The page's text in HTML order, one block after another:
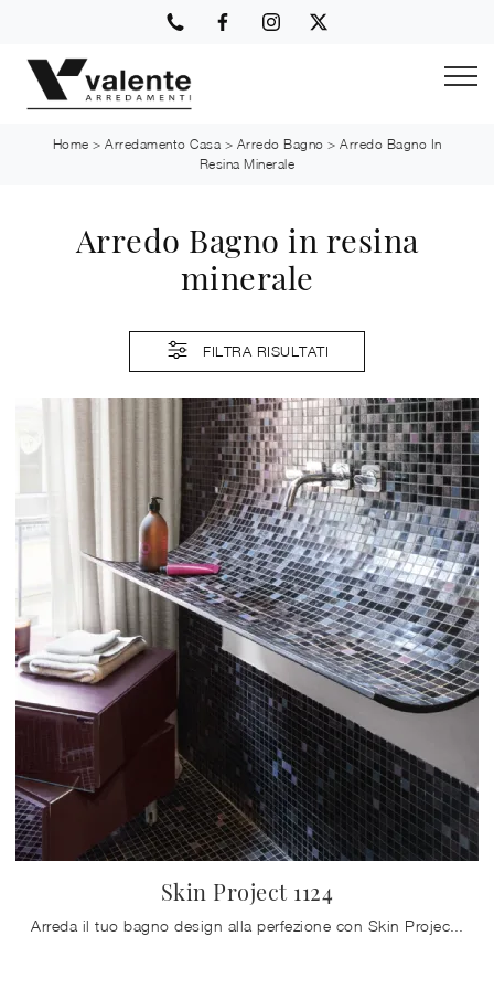
Home > Arredamento Casa > Arredo Bagno > Arredo Bagno In
Resina Minerale
Arredo Bagno in resina
minerale
FILTRA RISULTATI
Skin Project 1124